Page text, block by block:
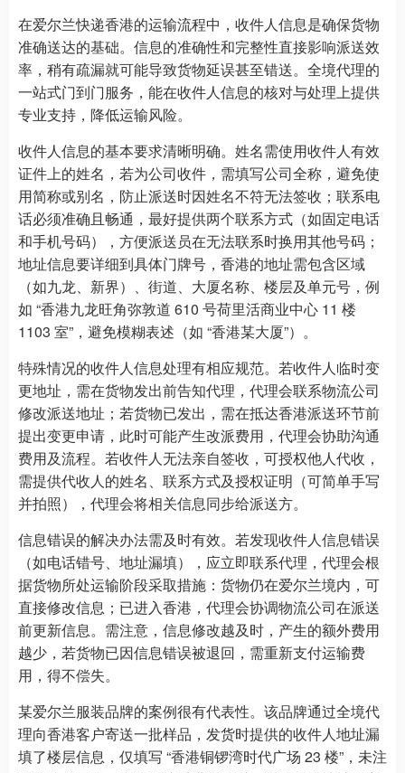
在爱尔兰快递香港的运输流程中，收件人信息是确保货物
准确送达的基础。信息的准确性和完整性直接影响派送效
率，稍有疏漏就可能导致货物延误甚至错送。全境代理的
一站式门到门服务，能在收件人信息的核对与处理上提供
专业支持，降低运输风险。
收件人信息的基本要求清晰明确。姓名需使用收件人有效
证件上的姓名，若为公司收件，需填写公司全称，避免使
用简称或别名，防止派送时因姓名不符无法签收；联系电
话必须准确且畅通，最好提供两个联系方式（如固定电话
和手机号码），方便派送员在无法联系时换用其他号码；
地址信息要详细到具体门牌号，香港的地址需包含区域
（如九龙、新界）、街道、大厦名称、楼层及单元号，例
如 “香港九龙旺角弥敦道 610 号荷里活商业中心 11 楼
1103 室”，避免模糊表述（如 “香港某大厦”）。
特殊情况的收件人信息处理有相应规范。若收件人临时变
更地址，需在货物发出前告知代理，代理会联系物流公司
修改派送地址；若货物已发出，需在抵达香港派送环节前
提出变更申请，此时可能产生改派费用，代理会协助沟通
费用及流程。若收件人无法亲自签收，可授权他人代收，
需提供代收人的姓名、联系方式及授权证明（可简单手写
并拍照），代理会将相关信息同步给派送方。
信息错误的解决办法需及时有效。若发现收件人信息错误
（如电话错号、地址漏填），应立即联系代理，代理会根
据货物所处运输阶段采取措施：货物仍在爱尔兰境内，可
直接修改信息；已进入香港，代理会协调物流公司在派送
前更新信息。需注意，信息修改越及时，产生的额外费用
越少，若货物已因信息错误被退回，需重新支付运输费
用，得不偿失。
某爱尔兰服装品牌的案例很有代表性。该品牌通过全境代
理向香港客户寄送一批样品，发货时提供的收件人地址漏
填了楼层信息，仅填写 “香港铜锣湾时代广场 23 楼”，未注